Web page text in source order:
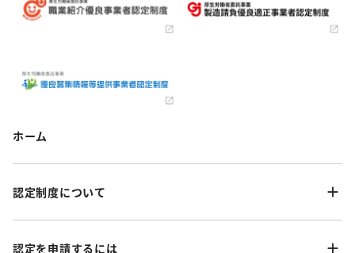
ホーム
認定制度について
認定を申請するには